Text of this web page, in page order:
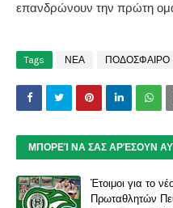
επανδρώνουν την πρώτη
Tags ΝΕΑ ΠΟΔΟΣΦΑΙΡΟ
ΜΠΟΡΕΊ ΝΑ ΣΑΣ ΑΡΈΣΟΥΝ
Έτοιμοι για το
Πρωταθλητών